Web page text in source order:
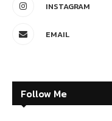
INSTAGRAM
EMAIL
Follow Me